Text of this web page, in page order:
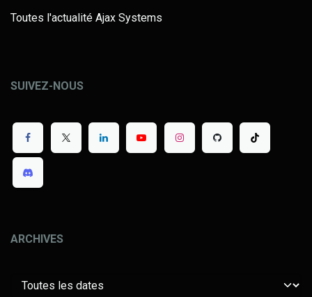
Toutes l'actualité Ajax Systems
SUIVEZ-NOUS
ARCHIVES